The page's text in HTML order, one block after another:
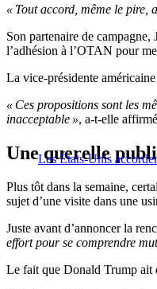
« Tout accord, même le pire,
Son partenaire de campagne,
l’adhésion à l’OTAN pour
La vice-présidente
« Ces propositions sont les
inacceptable », a-t-elle
Les États-Unis
Une querelle
Plus tôt dans la semaine,
sujet d’une visite dans une
Juste avant d’annoncer la
effort pour se comprendre
Le fait que Donald Trump ait